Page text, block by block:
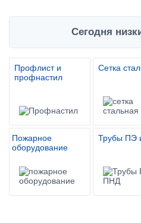
Сегодня
Профлист и
профнастил
Сетка
Пожарное
оборудование
Трубы ПЭ